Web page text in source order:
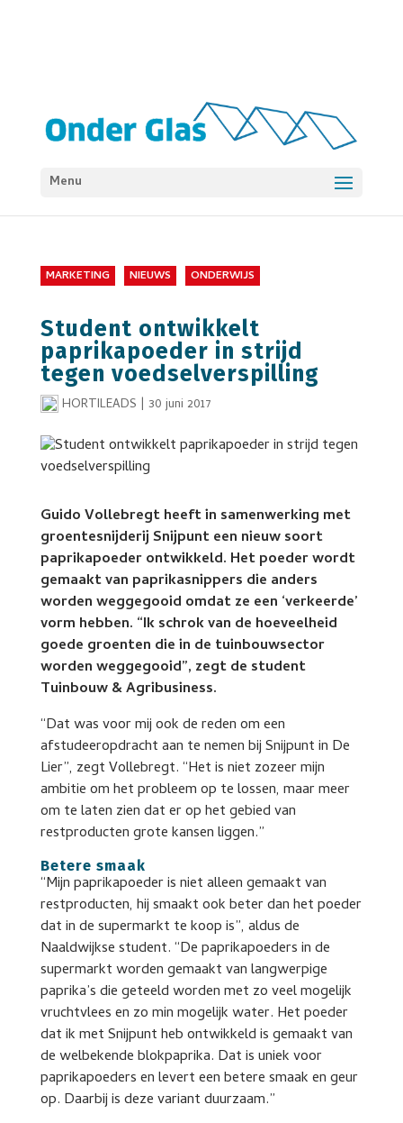
Menu
MARKETING NIEUWS ONDERWIJS
Student ontwikkelt
paprikapoeder in strijd
tegen voedselverspilling
HORTILEADS | 30 juni 2017
Guido Vollebregt heeft in samenwerking met
groentesnijderij Snijpunt een nieuw soort
paprikapoeder ontwikkeld. Het poeder wordt
gemaakt van paprikasnippers die anders
worden weggegooid omdat ze een ‘verkeerde’
vorm hebben. “Ik schrok van de hoeveelheid
goede groenten die in de tuinbouwsector
worden weggegooid”, zegt de student
Tuinbouw & Agribusiness.
“Dat was voor mij ook de reden om een
afstudeeropdracht aan te nemen bij Snijpunt in De
Lier”, zegt Vollebregt. “Het is niet zozeer mijn
ambitie om het probleem op te lossen, maar meer
om te laten zien dat er op het gebied van
restproducten grote kansen liggen.”
Betere smaak
“Mijn paprikapoeder is niet alleen gemaakt van
restproducten, hij smaakt ook beter dan het poeder
dat in de supermarkt te koop is”, aldus de
Naaldwijkse student. “De paprikapoeders in de
supermarkt worden gemaakt van langwerpige
paprika’s die geteeld worden met zo veel mogelijk
vruchtvlees en zo min mogelijk water. Het poeder
dat ik met Snijpunt heb ontwikkeld is gemaakt van
de welbekende blokpaprika. Dat is uniek voor
paprikapoeders en levert een betere smaak en geur
op. Daarbij is deze variant duurzaam.”